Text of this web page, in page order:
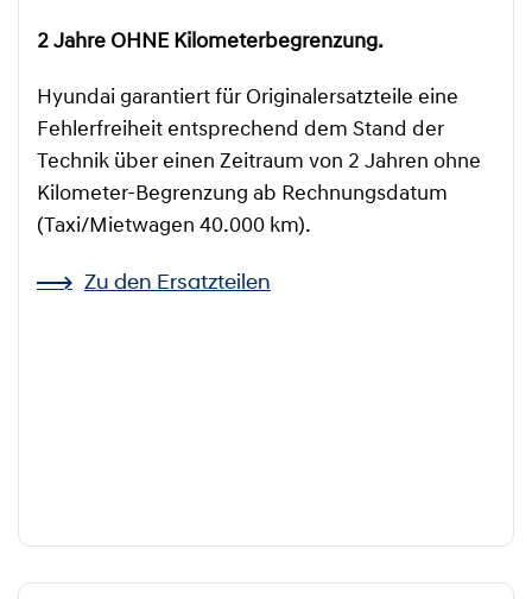
2 Jahre OHNE Kilometerbegrenzung.
Hyundai garantiert für Originalersatzteile eine
Fehlerfreiheit entsprechend dem Stand der
Technik über einen Zeitraum von 2 Jahren ohne
Kilometer-Begrenzung ab Rechnungsdatum
(Taxi/Mietwagen 40.000 km).
Zu den Ersatzteilen